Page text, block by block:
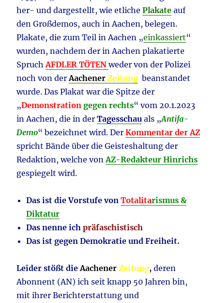
her- und dargestellt, wie etlichePlakate auf
den Großdemos, auch in Aachen, belegen.
Plakate, die zum Teil in Aachen „einkassiert“
wurden, nachdem der in Aachen plakatierte
SpruchAFDLER TÖTEN weder von der Polizei
noch von derAachener Zeitung beanstandet
wurde. Das Plakat war die Spitze der
„Demonstration gegen rechts“ vom 20.1.2023
in Aachen, die in derTagesschau als „Antifa-
Demo“ bezeichnet wird. DerKommentar der AZ
spricht Bände über die Geisteshaltung der
Redaktion, welche von AZ-Redakteur Hinrichs
gespiegelt wird.
Das ist die Vorstufe vonTotalitarismus &
Diktatur
Das nenne ichpräfaschistisch
Das ist gegen Demokratie und Freiheit.
Leider stößt dieAachener Zeitung, deren
Abonnent (AN) ich seit knapp 50 Jahren bin,
mit ihrer Berichterstattung und